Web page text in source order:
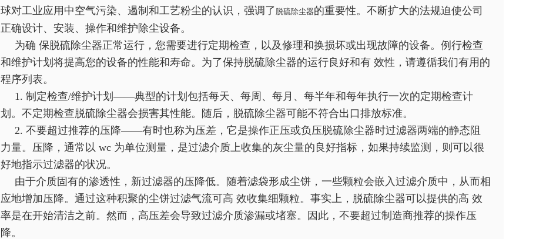
球对工业应用中空气污染、遏制和工艺粉尘的认识，强调了 脱硫除尘器的重要性。不断扩大的法规迫使公司
正确设计、安装、操作和维护除尘设备。
为确 保脱硫除尘器正常运行，您需要进行定期检查，以及修理和换损坏或出现故障的设备。例行检查
和维护计划将提高您的设备的性能和寿命。为了保持脱硫除尘器的运行良好和有 效性，请遵循我们有用的
程序列表。
1. 制定检查/维护计划——典型的计划包括每天、每周、每月、每半年和每年执行一次的定期检查计
划。不定期检查脱硫除尘器会损害其性能。随后，脱硫除尘器可能不符合出口排放标准。
2. 不要超过推荐的压降——有时也称为压差，它是操作正压或负压脱硫除尘器时过滤器两端的静态阻
力量。压降，通常以 wc 为单位测量，是过滤介质上收集的灰尘量的良好指标，如果持续监测，则可以很
好地指示过滤器的状况。
由于介质固有的渗透性，新过滤器的压降低。随着滤袋形成尘饼，一些颗粒会嵌入过滤介质中，从而相
应地增加压降。通过这种积聚的尘饼过滤气流可高 效收集细颗粒。事实上，脱硫除尘器可以提供的高 效
率是在开始清洁之前。然而，高压差会导致过滤介质渗漏或堵塞。因此，不要超过制造商推荐的操作压
降。